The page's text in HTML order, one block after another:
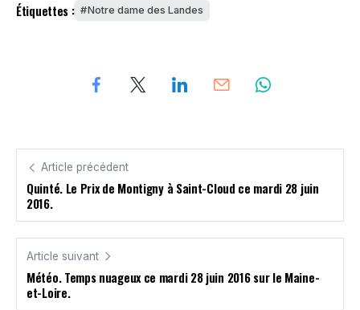
Étiquettes : Notre dame des Landes
Article précédent
Quinté. Le Prix de Montigny à Saint-Cloud ce mardi 28 juin
2016.
Article suivant
Météo. Temps nuageux ce mardi 28 juin 2016 sur le Maine-
et-Loire.